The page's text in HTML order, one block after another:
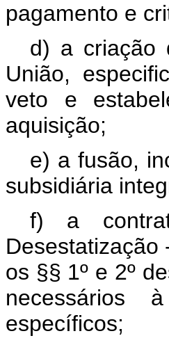
pagamento e
d) a criação
União,
veto e
aquisição;
e) a fusão,
subsidiária
f) a
Desestatização
os §§ 1º e 2º
necessários
específicos;